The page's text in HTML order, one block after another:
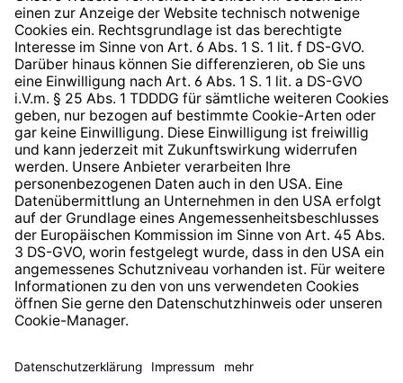
Hinweisgeberschutzsystem
Barrierefreiheit
* Alle Preise inkl. gesetzl. Mehrwertsteuer zzgl.
anders angegeben.